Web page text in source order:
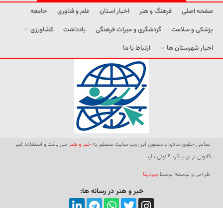
صفحه اصلی فرهنگ و هنر اخبار استان علم و فناوری
جامعه
پزشکی و سلامت
گردشگری و میراث فرهنگی یادداشت
کشاورزی
اخبار شهرستان ها
ارتباط با ما
تمامی حقوق مادی و معنوی این وب سایت متعلق بهخبر و هنر می باشد و استفاده غیر
قانونی از آن پیگرد قانونی دارد.
طراحی و توسعه توسطبیردیتا
خبر و هنر در رسانه ها: